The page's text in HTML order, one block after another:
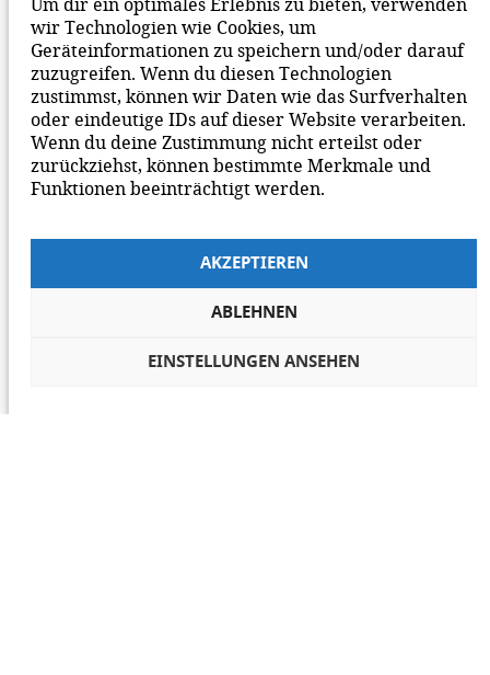
wir Technologien wie Cookies, um
Geräteinformationen zu speichern und/oder darauf
zuzugreifen. Wenn du diesen Technologien
zustimmst, können wir Daten wie das Surfverhalten
oder eindeutige IDs auf dieser Website verarbeiten.
Wenn du deine Zustimmung nicht erteilst oder
zurückziehst, können bestimmte Merkmale und
Funktionen beeinträchtigt werden.
AKZEPTIEREN
ABLEHNEN
EINSTELLUNGEN ANSEHEN
MITEINANDER AUF UNSERER SEITE.